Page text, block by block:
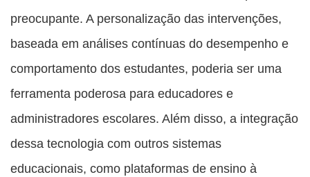
preocupante. A personalização das intervenções,
baseada em análises contínuas do desempenho e
comportamento dos estudantes, poderia ser uma
ferramenta poderosa para educadores e
administradores escolares. Além disso, a integração
dessa tecnologia com outros sistemas
educacionais, como plataformas de ensino à